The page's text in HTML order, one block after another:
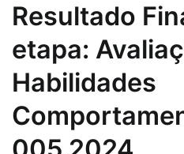
Resultado
etapa:
Habilidades